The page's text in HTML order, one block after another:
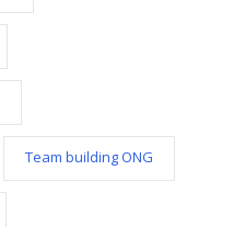
Team building ONG